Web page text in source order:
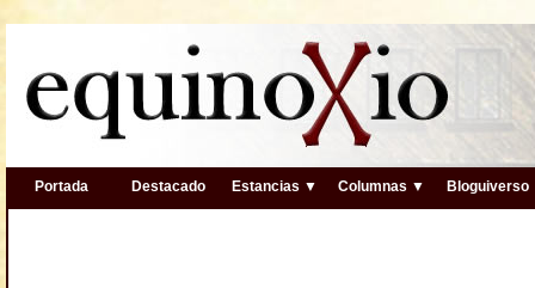
Portada Destacado Estancias ▼ Columnas ▼ Bloguiverso